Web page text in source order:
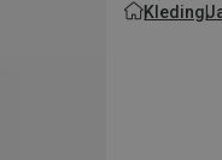
Kleding